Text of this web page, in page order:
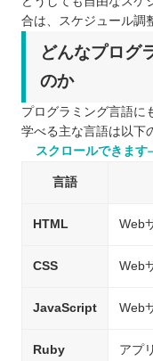
合は、スケジュール調
どんなプログ
のか
プログラミング言語に
学べる主な言語は以下
スクロールできます
言語
HTML Web
CSS Web
JavaScript Web
Ruby アプ